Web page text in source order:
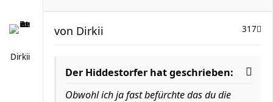
Dirkii
317
von Dirkii
Der Hiddestorfer hat geschrieben:
Obwohl ich ja fast befürchte das du die